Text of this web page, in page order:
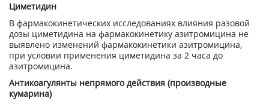
Циметидин
В фармакокинетических исследованиях влияния разовой
дозы циметидина на фармакокинетику азитромицина не
выявлено изменений фармакокинетики азитромицина,
при условии применения циметидина за 2 часа до
азитромицина.
Антикоагулянты непрямого действия (производные
кумарина)